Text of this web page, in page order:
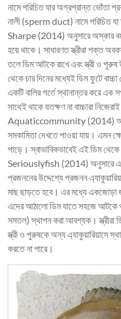
নামে পরিচিত যার অগ্রপ্রান্ত ভোঁতা
নালী (sperm duct) নামে পরিচিত যা
Sharpe (2014) অনুসারে অস্কার
হয়ে থাকে। সাধারণত স্ত্রীরা শক্ত
তলে ডিম আটকে রাখে এবং স্ত্রী ও
থেকে চার দিনের মধ্যেই ডিম ফুটে
একটি বালির গর্তে স্থানান্তর করে এক
সাথেই থাকে যতক্ষণ না বাচ্চারা
Aquaticcommunity (2014)
সমকামিতা দেখতে পাওয়া যায়। এমন
পাড়ে। স্বাভাবিকভাবেই এই ডিম
Seriouslyfish (2014) অনুসারে
প্রজননের উদ্দেশ্যে প্রজনন
মাছ ছাড়তে হবে। এর মধ্যে একজোড়া
এদের আঠালো ডিম যাতে সহজে আটকে
সমতল) স্থাপন করা আবশ্যক। স্ত্রীরা
স্ত্রী ও পুরুষকে অন্য এ্যাকুয়ারিয়ামে
করতে না পারে।